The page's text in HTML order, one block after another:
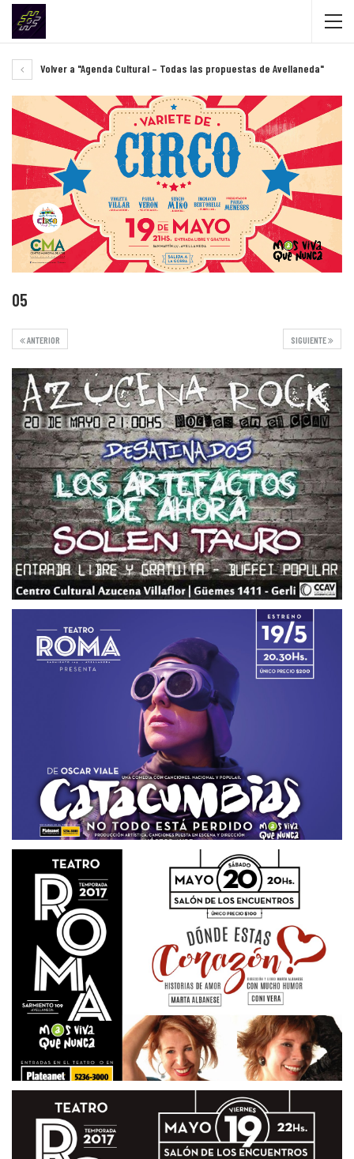
Volver a "Agenda Cultural – Todas las propuestas de Avellaneda"
05
SIGUIENTE
ANTERIOR